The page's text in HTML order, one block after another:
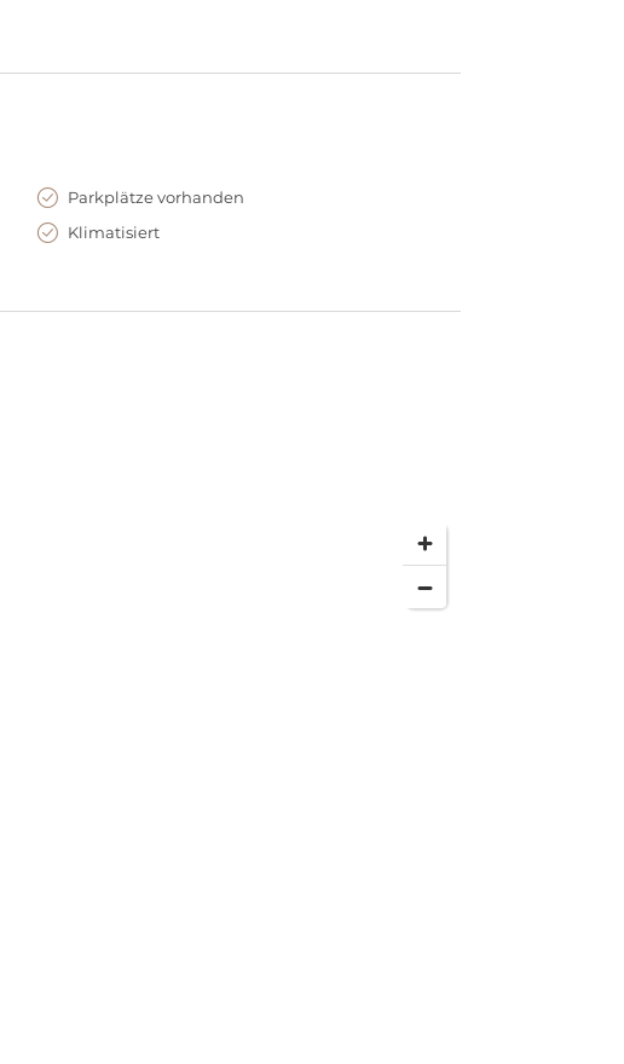
Parkplätze vorhanden
Klimatisiert